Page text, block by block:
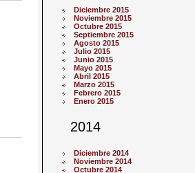
Diciembre 2015
Noviembre 2015
Octubre 2015
Septiembre 2015
Agosto 2015
Julio 2015
Junio 2015
Mayo 2015
Abril 2015
Marzo 2015
Febrero 2015
Enero 2015
2014
Diciembre 2014
Noviembre 2014
Octubre 2014